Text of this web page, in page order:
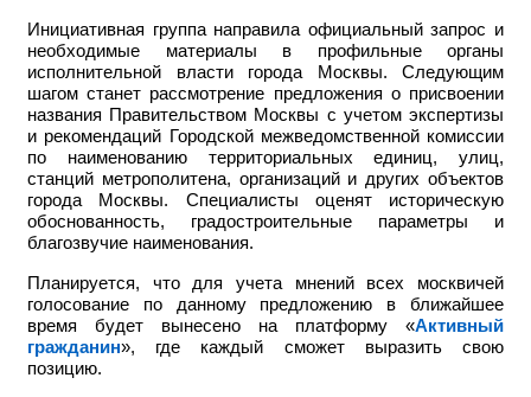
Инициативная группа направила официальный запрос и
необходимые материалы в профильные органы
исполнительной власти города Москвы. Следующим
шагом станет рассмотрение предложения о присвоении
названия Правительством Москвы с учетом экспертизы
и рекомендаций Городской межведомственной комиссии
по наименованию территориальных единиц, улиц,
станций метрополитена, организаций и других объектов
города Москвы. Специалисты оценят историческую
обоснованность, градостроительные параметры и
благозвучие наименования.
Планируется, что для учета мнений всех москвичей
голосование по данному предложению в ближайшее
время будет вынесено на платформу «Активный
гражданин», где каждый сможет выразить свою
позицию.